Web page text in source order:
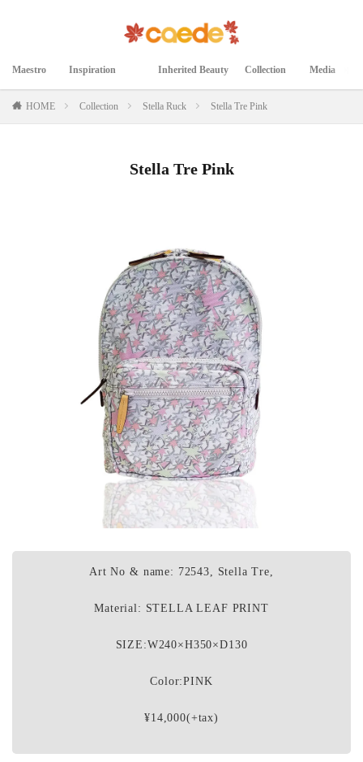
Maestro
マエストロ
Inspiration
インスピレーション
Inherited Beauty
継承された美
Collection
コレクション
Media
メディア掲載
HOME Collection Stella Ruck Stella Tre Pink
Stella Tre Pink
Art No & name: 72543, Stella Tre,
Material: STELLA LEAF PRINT
SIZE:W240×H350×D130
Color:PINK
¥14,000(+tax)